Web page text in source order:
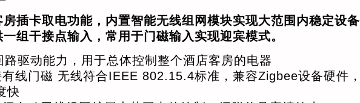
插卡取电功能，内置智能无线组网模块实现大范围内稳定设备
组干接点输入，常用于门磁输入实现迎宾模式。
驱动能力，用于总体控制整个酒店客房的电器
线门磁 无线符合IEEE 802.15.4标准，兼容Zigbee设备硬件，
快